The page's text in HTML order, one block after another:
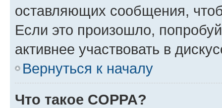
оставляющих сообщения,
Если это произошло,
активнее участвовать в
Вернуться к началу
Что такое COPPA?